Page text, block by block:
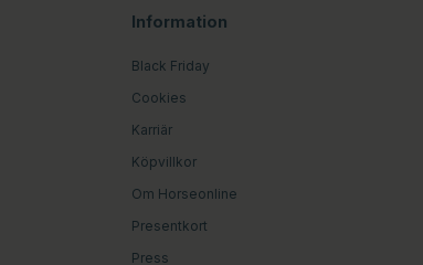
Information
Black Friday
Cookies
Karriär
Köpvillkor
Om Horseonline
Presentkort
Press